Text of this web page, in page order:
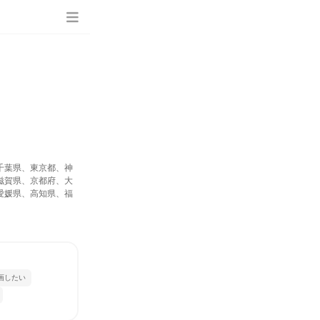
葉県、東京都、神
賀県、京都府、大
媛県、高知県、福
したい